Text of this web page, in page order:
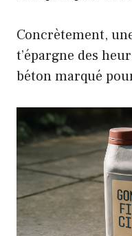
Concrètement,
t’épargne des
béton marqué